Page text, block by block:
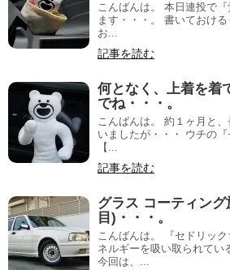
こんばんは。 本日連投で
ます・・・。 書いておける
お...
記事を読む
何となく、上着を着
でね・・・。
こんばんは。 約１ヶ月と
いましたが・・・ ウチの
【...
記事を読む
グラス コーティング
目)・・・。
こんばんは。 『セドリッ
ネルギーを吸い取られてい
今回は、...